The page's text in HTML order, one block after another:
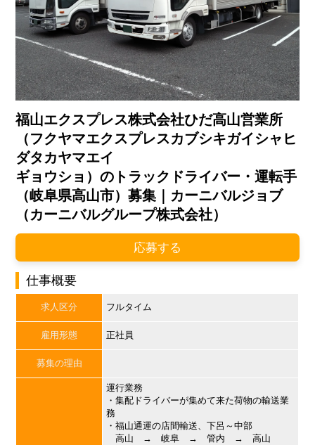
福山エクスプレス株式会社ひだ高山営業所
（フクヤマエクスプレスカブシキガイシャヒ
ダタカヤマエイ
ギョウショ）のトラックドライバー・運転手
（岐阜県高山市）募集｜カーニバルジョブ
（カーニバルグループ株式会社）
応募する
仕事概要
求人区分 フルタイム
雇用形態 正社員
募集の理由
運行業務
・集配ドライバーが集めて来た荷物の輸送業
務
・福山通運の店間輸送、下呂～中部
高山 → 岐阜 → 管内 → 高山